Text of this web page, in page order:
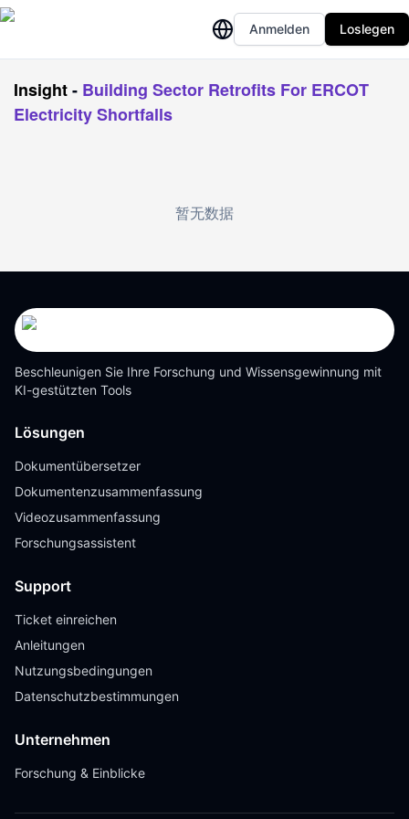
Anmelden Loslegen
Insight- Building Sector Retrofits For ERCOT
Electricity Shortfalls
暂无数据
Beschleunigen Sie Ihre Forschung und Wissensgewinnung mit
KI-gestützten Tools
Lösungen
Dokumentübersetzer
Dokumentenzusammenfassung
Videozusammenfassung
Forschungsassistent
Support
Ticket einreichen
Anleitungen
Nutzungsbedingungen
Datenschutzbestimmungen
Unternehmen
Forschung & Einblicke